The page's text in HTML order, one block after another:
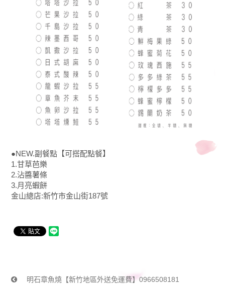
●NEW.副餐點【可搭配點餐】
1.甘草芭樂
2.沾醬薯條
3.月亮蝦餅
金山總店:新竹市金山街187號
明石章魚燒【新竹地區外送免運費】0966508181